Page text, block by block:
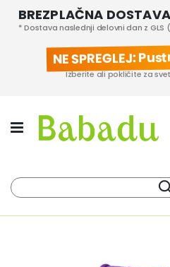
BREZPLAČNA
* Dostava naslednji delovni dan z GLS
NE SPREGLEJ:
Izberite ali pokličite za